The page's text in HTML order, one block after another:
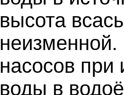
высота
насосов при
воды в